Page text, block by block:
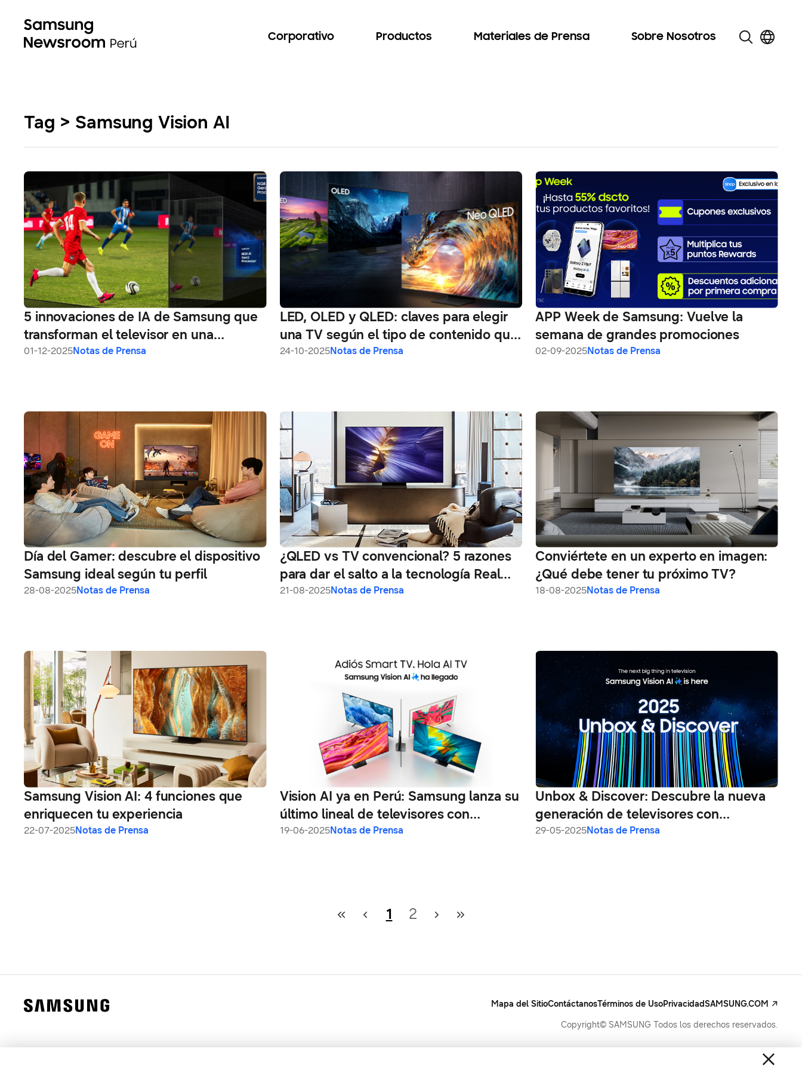
Corporativo Productos Materiales de Prensa Sobre Nosotros
Tag > Samsung Vision AI
5 innovaciones de IA de Samsung que
transforman el televisor en una
experiencia de cine en casa
01-12-2025Notas de Prensa
LED, OLED y QLED: claves para elegir
una TV según el tipo de contenido que
ves
24-10-2025Notas de Prensa
APP Week de Samsung: Vuelve la
semana de grandes promociones
02-09-2025Notas de Prensa
Día del Gamer: descubre el dispositivo
Samsung ideal según tu perfil
28-08-2025Notas de Prensa
¿QLED vs TV convencional? 5 razones
para dar el salto a la tecnología Real
Quantum Dot de Samsung
21-08-2025Notas de Prensa
Conviértete en un experto en imagen:
¿Qué debe tener tu próximo TV?
18-08-2025Notas de Prensa
Samsung Vision AI: 4 funciones que
enriquecen tu experiencia
22-07-2025Notas de Prensa
Vision AI ya en Perú: Samsung lanza su
último lineal de televisores con
inteligencia artificial
19-06-2025Notas de Prensa
Unbox & Discover: Descubre la nueva
generación de televisores con
Samsung Vision AI
29-05-2025Notas de Prensa
1 2
Mapa del SitioContáctanosTérminos de UsoPrivacidadSAMSUNG.COM
Copyright© SAMSUNG Todos los derechos reservados.